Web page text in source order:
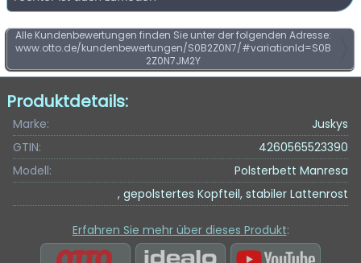
Alle Kundenbewertungen finden Sie unter der folgenden Adresse:
www.otto.de/kundenbewertungen/S0B2Z0N7/#variationId=S0B
2Z0N7JM2Y
Produktdetails:
Marke:
Juskys
GTIN:
4260565523390
Modell:
Polsterbett Manresa
, gepolstertes Kopfteil, stabiler Lattenrost
Erfahren Sie mehr über dieses Produkt: